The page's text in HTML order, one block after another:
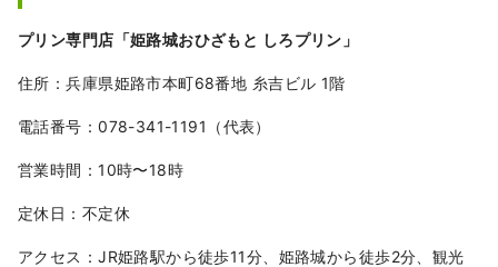
プリン専⾨店「姫路城おひざもと しろプリン」
住所：兵庫県姫路市本町68番地 ⽷吉ビル 1階
電話番号：078-341-1191（代表）
営業時間：10時〜18時
定休日：不定休
アクセス：JR姫路駅から徒歩11分、姫路城から徒歩2分、観光